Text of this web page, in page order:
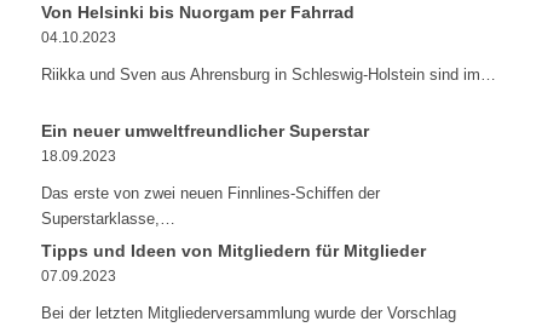
Von Helsinki bis Nuorgam per Fahrrad
04.10.2023
Riikka und Sven aus Ahrensburg in Schleswig-Holstein sind im…
Ein neuer umweltfreundlicher Superstar
18.09.2023
Das erste von zwei neuen Finnlines-Schiffen der
Superstarklasse,…
Tipps und Ideen von Mitgliedern für Mitglieder
07.09.2023
Bei der letzten Mitgliederversammlung wurde der Vorschlag